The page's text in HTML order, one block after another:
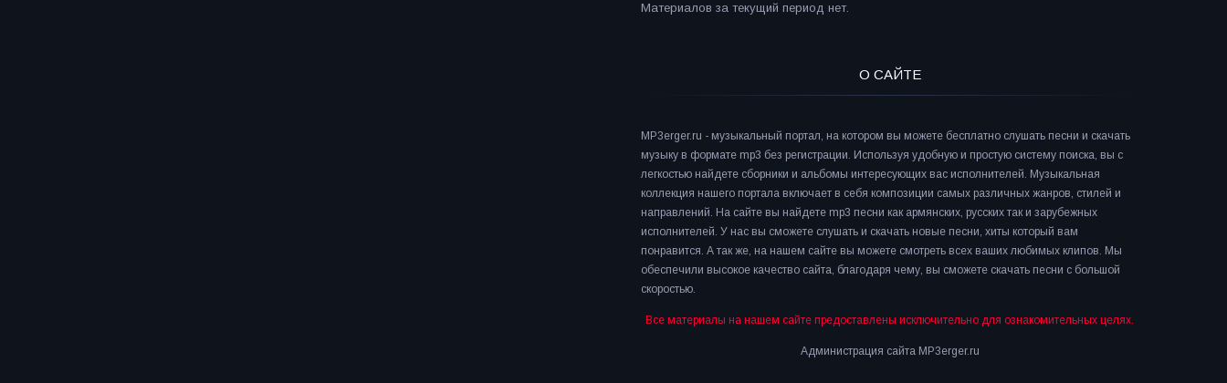
Материалов за текущий период нет.
О САЙТЕ
MP3erger.ru - музыкальный портал, на котором вы можете бесплатно слушать песни и скачать
музыку в формате mp3 без регистрации. Используя удобную и простую систему поиска, вы с
легкостью найдете сборники и альбомы интересующих вас исполнителей. Музыкальная
коллекция нашего портала включает в себя композиции самых различных жанров, стилей и
направлений. На сайте вы найдете mp3 песни как армянских, русских так и зарубежных
исполнителей. У нас вы сможете слушать и скачать новые песни, хиты который вам
понравится. А так же, на нашем сайте вы можете смотреть всех ваших любимых клипов. Мы
обеспечили высокое качество сайта, благодаря чему, вы сможете скачать песни с большой
скоростью.
Все материалы на нашем сайте предоставлены исключительно для ознакомительных целях.
Администрация сайта MP3erger.ru